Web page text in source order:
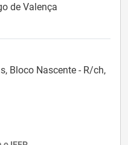
de Valença
Bloco Nascente - R/ch,